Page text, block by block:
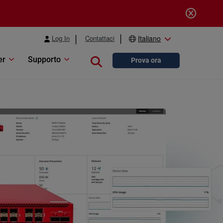
Log In Contattaci Italiano
Supporto Close searchProva ora